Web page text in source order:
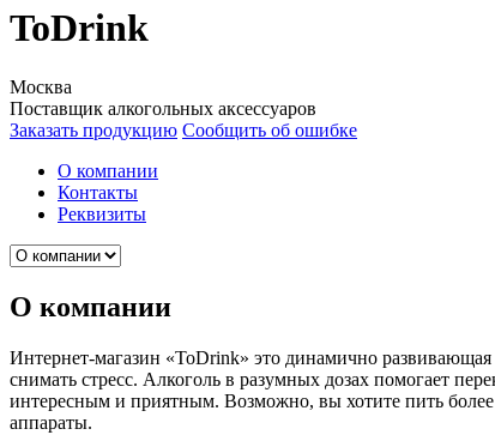
ToDrink
Москва
Поставщик алкогольных аксессуаров
Заказать продукцию Сообщить об ошибке
О компании
Контакты
Реквизиты
О компании
Интернет-магазин «ToDrink» это динамично
снимать стресс. Алкоголь в разумных дозах помогает
интересным и приятным. Возможно, вы хотите пить
аппараты.